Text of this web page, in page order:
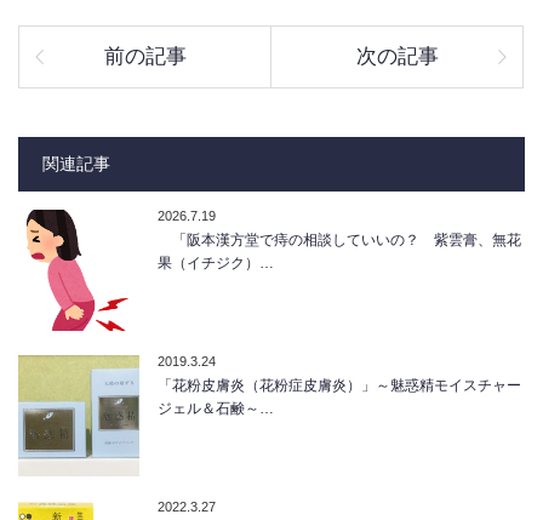
前の記事 次の記事
関連記事
2026.7.19
「阪本漢方堂で痔の相談していいの？ 紫雲膏、無花
果（イチジク）…
2019.3.24
「花粉皮膚炎（花粉症皮膚炎）」～魅惑精モイスチャー
ジェル＆石鹸～…
2022.3.27